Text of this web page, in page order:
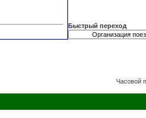
Быстрый переход
Часовой